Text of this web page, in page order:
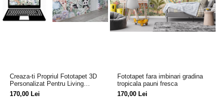
Pentru copii
Tropical
Creaza-ti Propriul Fototapet 3D
Personalizat Pentru Living
Dormitor Sau Camera Copilului
170,00 Lei
Fototapet fara imbinari gradina
tropicala pauni fresca
170,00 Lei